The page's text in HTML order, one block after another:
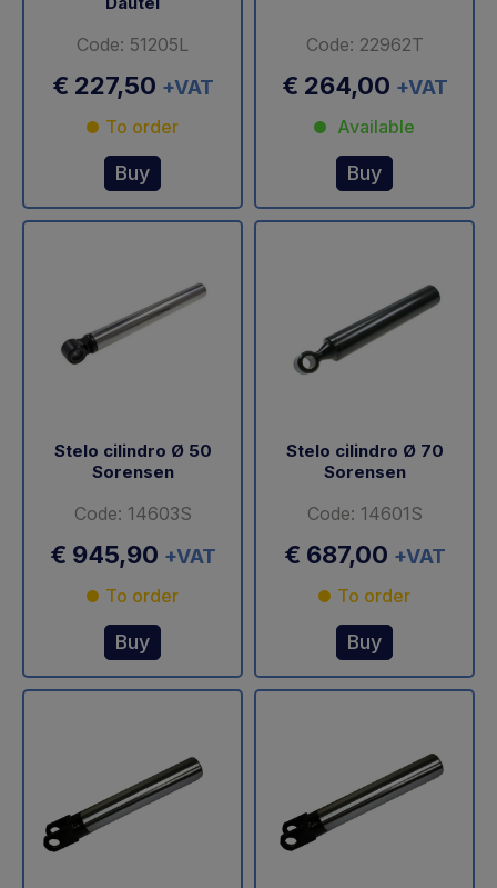
Code: 51205L
€ 227,50 +VAT
To order
Buy
Code: 22962T
€ 264,00 +VAT
Available
Buy
Stelo cilindro Ø 50
Sorensen
Code: 14603S
€ 945,90 +VAT
To order
Buy
Stelo cilindro Ø 70
Sorensen
Code: 14601S
€ 687,00 +VAT
To order
Buy